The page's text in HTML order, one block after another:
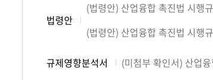
법령안
(법령안) 산업융합 촉진법 시행
(법령안) 산업융합 촉진법 시행
규제영향분석서 (미첨부 확인서) 산업